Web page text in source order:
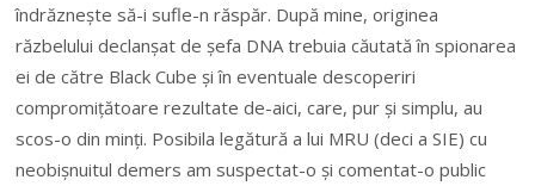
îndrăznește să-i sufle-n răspăr. După mine, originea
răzbelului declanșat de șefa DNA trebuia căutată în spionarea
ei de către Black Cube și în eventuale descoperiri
compromițătoare rezultate de-aici, care, pur și simplu, au
scos-o din minți. Posibila legătură a lui MRU (deci a SIE) cu
neobișnuitul demers am suspectat-o și comentat-o public